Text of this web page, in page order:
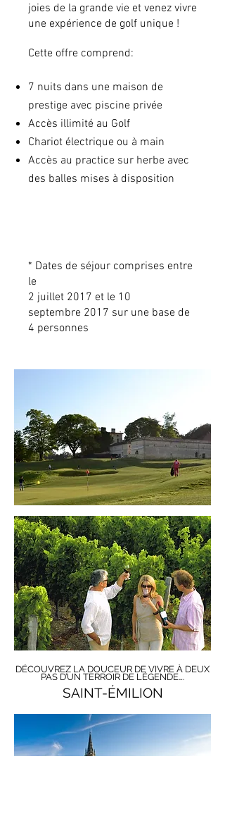
joies de la grande vie et venez vivre
une expérience de golf unique !
Cette offre comprend:
7 nuits dans une maison de
prestige avec piscine privée
Accès illimité au Golf
Chariot électrique ou à main
Accès au practice sur herbe avec
des balles mises à disposition
* Dates de séjour comprises entre
le
2 juillet 2017 et le 10
septembre 2017 sur une base de
4 personnes
DÉCOUVREZ LA DOUCEUR DE VIVRE À DEUX
PAS D’UN TERROIR DE LÉGENDE….
SAINT-ÉMILION